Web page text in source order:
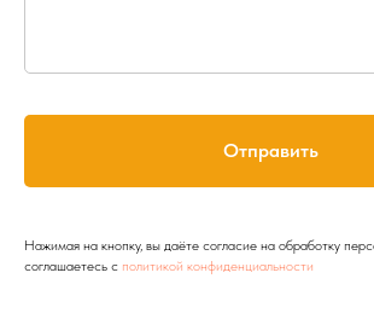
Отправить
Нажимая на кнопку, вы даёте согласие на обработку
соглашаетесь c политикой конфиденциальности